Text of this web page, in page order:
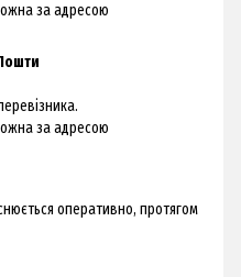
за адресою
за адресою
оперативно, протягом